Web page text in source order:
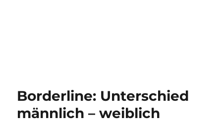
Borderline: Unterschied
männlich – weiblich